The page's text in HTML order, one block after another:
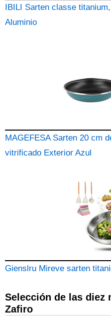
IBILI Sarten classe
Aluminio
MAGEFESA Sarten 20 cm
vitrificado Exterior Azul
Gienslru Mireve sarten
Selección de las diez
Zafiro